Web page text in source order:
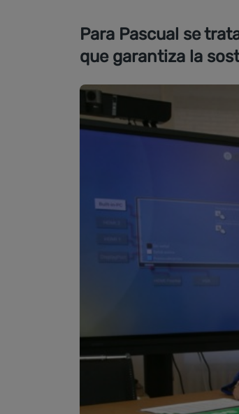
Para Pascual se
que garantiza la